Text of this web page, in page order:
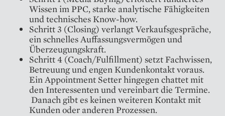
Wissen im PPC, starke analytische Fähigkeiten
und technisches Know-how.
Schritt 3 (Closing) verlangt Verkaufsgespräche,
ein schnelles Auffassungsvermögen und
Überzeugungskraft.
Schritt 4 (Coach/Fulfillment) setzt Fachwissen,
Betreuung und engen Kundenkontakt voraus.
Ein Appointment Setter hingegen chattet mit
den Interessenten und vereinbart die Termine.
Danach gibt es keinen weiteren Kontakt mit
Kunden oder anderen Prozessen.